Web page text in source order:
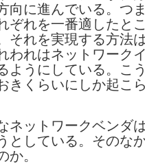
向に進んでいる。つ
ぞれを一番適したと
それを実現する方法
われはネットワーク
ようにしている。こ
きくらいにしか起こ
ネットワークベンダ
としている。そのな
か。